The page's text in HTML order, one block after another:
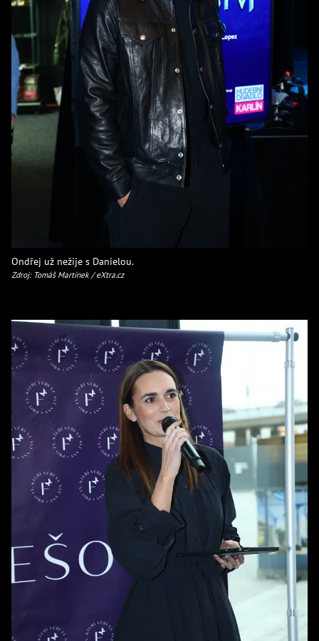
Ondřej už nežije s Danielou.
Zdroj: Tomáš Martínek / eXtra.cz